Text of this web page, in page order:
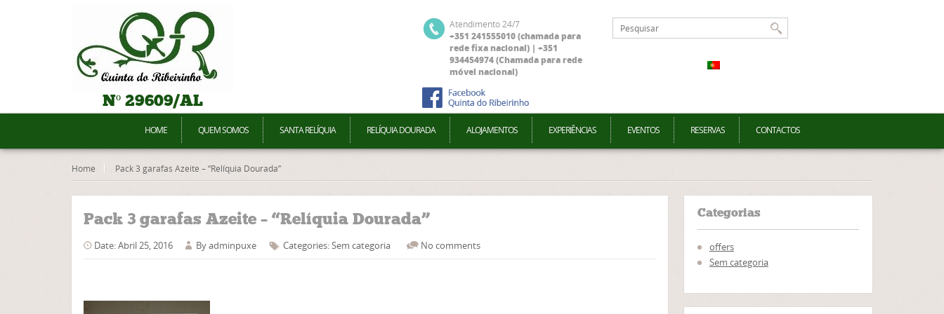
Nº 29609/AL
Atendimento 24/7
+351 241555010 (chamada para
rede fixa nacional) | +351
934454974 (Chamada para rede
móvel nacional)
HOME QUEM SOMOS SANTA RELÍQUIA RELÍQUIA DOURADA ALOJAMENTOS EXPERIÊNCIAS EVENTOS RESERVAS CONTACTOS
Home Pack 3 garafas Azeite – “Relíquia Dourada”
Pack 3 garafas Azeite – “Relíquia Dourada”
Date: Abril 25, 2016 Byadminpuxe Categories: Sem categoria No comments
Categorias
offers
Sem categoria